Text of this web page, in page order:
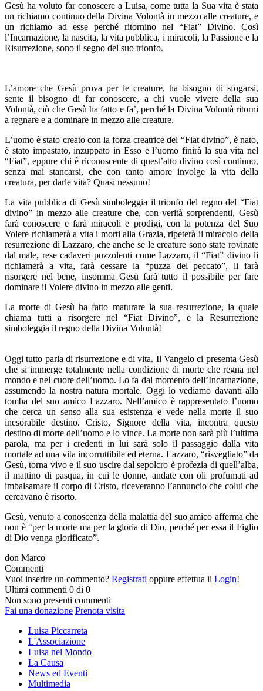
Gesù ha voluto far conoscere a Luisa, come tutta la Sua vita è stata
un richiamo continuo della Divina Volontà in mezzo alle creature, e
un richiamo ad esse perché ritornino nel “Fiat” Divino. Così
l’Incarnazione, la nascita, la vita pubblica, i miracoli, la Passione e la
Risurrezione, sono il segno del suo trionfo.
L’amore che Gesù prova per le creature, ha bisogno di sfogarsi,
sente il bisogno di far conoscere, a chi vuole vivere della sua
Volontà, ciò che Gesù ha fatto e fa’, perché la Divina Volontà ritorni
a regnare e a dominare in mezzo alle creature.
L’uomo è stato creato con la forza creatrice del “Fiat divino”, è nato,
è stato impastato, inzuppato in Esso e l’uomo finirà la sua vita nel
“Fiat”, eppure chi è riconoscente di quest’atto divino così continuo,
senza mai stancarsi, che con tanto amore involge la vita della
creatura, per darle vita? Quasi nessuno!
La vita pubblica di Gesù simboleggia il trionfo del regno del “Fiat
divino” in mezzo alle creature che, con verità sorprendenti, Gesù
farà conoscere e farà miracoli e prodigi, con la potenza del Suo
Volere richiamerà a vita i morti alla Grazia, ripeterà il miracolo della
resurrezione di Lazzaro, che anche se le creature sono state rovinate
dal male, rese cadaveri puzzolenti come Lazzaro, il “Fiat” divino li
richiamerà a vita, farà cessare la “puzza del peccato”, li farà
risorgere nel bene, insomma Gesù farà tutto il possibile per fare
dominare il Volere divino in mezzo alle genti.
La morte di Gesù ha fatto maturare la sua resurrezione, la quale
chiama tutti a risorgere nel “Fiat Divino”, e la Resurrezione
simboleggia il regno della Divina Volontà!
Oggi tutto parla di risurrezione e di vita. Il Vangelo ci presenta Gesù
che si immerge totalmente nella condizione di morte che regna nel
mondo e nel cuore dell’uomo. Lo fa dal momento dell’Incarnazione,
assumendo la nostra natura mortale. Oggi lo vediamo davanti alla
tomba del suo amico Lazzaro. Nell’amico è rappresentato l’uomo
che cerca un senso alla sua esistenza e vede nella morte il suo
inesorabile destino. Cristo, Signore della vita, incontra questo
destino di morte dell’uomo e lo vince. La morte non sarà più l’ultima
parola, ma per i credenti in lui sarà solo il passaggio dalla vita
mortale ad una vita incorruttibile ed eterna. Lazzaro, “risvegliato” da
Gesù, torna vivo e il suo uscire dal sepolcro è profezia di quell’alba,
il mattino di pasqua, in cui le donne, andate con oli profumati ad
imbalsamare il corpo di Cristo, riceveranno l’annuncio che colui che
cercavano è risorto.
Gesù, venuto a conoscenza della malattia del suo amico afferma che
non è “per la morte ma per la gloria di Dio, perché per essa il Figlio
di Dio venga glorificato”.
don Marco
Commenti
Vuoi inserire un commento? Registrati oppure effettua il Login!
Ultimi commenti 0 di 0
Non sono presenti commenti
Fai una donazione Prenota visita
Luisa Piccarreta
L'Associazione
Luisa nel Mondo
La Causa
News ed Eventi
Multimedia